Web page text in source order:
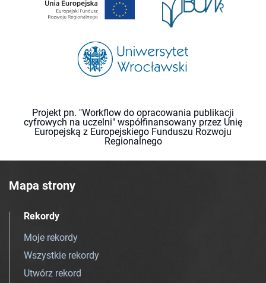
Projekt pn. "Workflow do opracowania publikacji
cyfrowych na uczelni" współfinansowany przez Unię
Europejską z Europejskiego Funduszu Rozwoju
Regionalnego
Mapa strony
Rekordy
Moje rekordy
Wszystkie rekordy
Utwórz rekord